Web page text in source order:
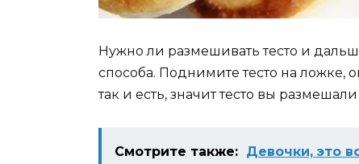
Нужно ли размешивать тесто и
способа. Поднимите тесто на ложке,
так и есть, значит тесто вы
Смотрите также: Девочки, это